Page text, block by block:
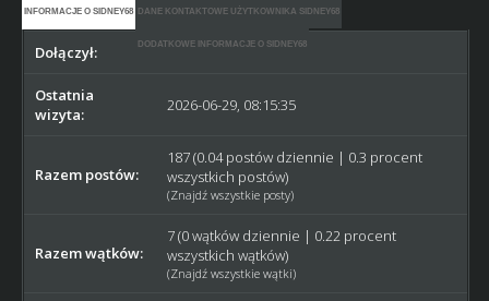
INFORMACJE O SIDNEY68 DANE KONTAKTOWE UŻYTKOWNIKA SIDNEY68
DODATKOWE INFORMACJE O SIDNEY68
Dołączył: 2012-02-23
Ostatnia
wizyta:
2026-06-29, 08:15:35
Razem postów:
187 (0.04 postów dziennie | 0.3 procent
wszystkich postów)
(Znajdź wszystkie posty)
Razem wątków:
7 (0 wątków dziennie | 0.22 procent
wszystkich wątków)
(Znajdź wszystkie wątki)